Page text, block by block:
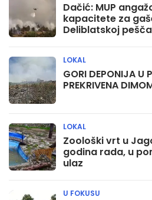
Dačić: MUP
kapacitete za
Deliblatskoj
GORI DEPONIJA U
PREKRIVENA
LOKAL
Zoološki vrt u
godina rada, u
ulaz
LOKAL
U FOKUSU